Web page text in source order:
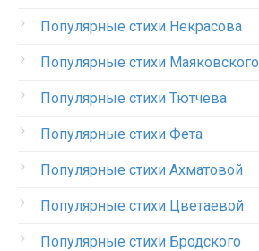
Популярные стихи Некрасова
Популярные стихи Маяковского
Популярные стихи Тютчева
Популярные стихи Фета
Популярные стихи Ахматовой
Популярные стихи Цветаевой
Популярные стихи Бродского